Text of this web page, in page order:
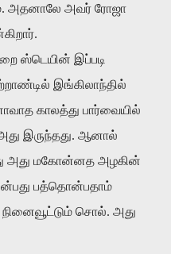
அதனாலே அவர் ரோஜா
ஸ்டெயின் இப்படி
இங்கிலாந்தில்
காலத்து பார்வையில்
இருந்தது. ஆனால்
அது மகோன்னத அழகின்
பத்தொன்பதாம்
சொல். அது